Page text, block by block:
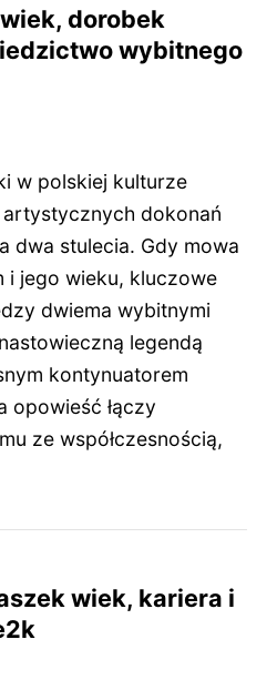
dorobek
wybitnego
w polskiej kulturze
dokonań
dwa stulecia. Gdy mowa
i jego wieku, kluczowe
dwiema wybitnymi
legendą
kontynuatorem
opowieść łączy
ze współczesnością,
wiek, kariera i